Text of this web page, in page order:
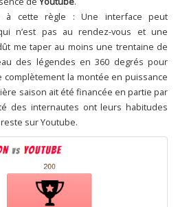
à cette règle : Une interface peut
n’est pas au rendez-vous et une
me taper au moins une trentaine de
des légendes en 360 degrés pour
complètement la montée en puissance
saison ait été financée en partie par
des internautes ont leurs habitudes
sur Youtube.